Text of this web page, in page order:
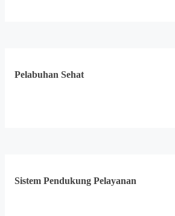
Pelabuhan Sehat
Sistem Pendukung Pelayanan